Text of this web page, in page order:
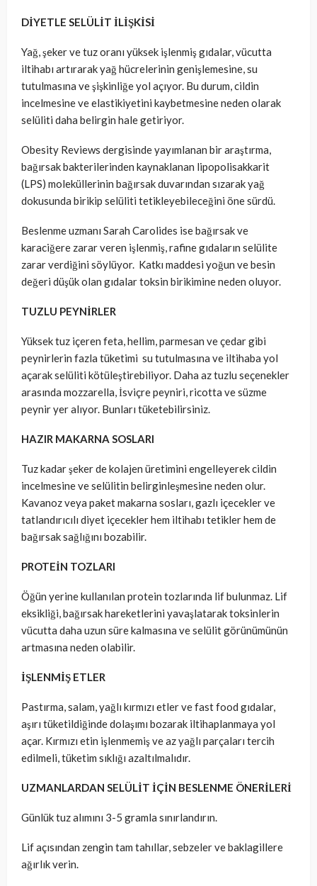
DİYETLE SELÜLİT İLİŞKİSİ
Yağ, şeker ve tuz oranı yüksek işlenmiş gıdalar, vücutta
iltihabı artırarak yağ hücrelerinin genişlemesine, su
tutulmasına ve şişkinliğe yol açıyor. Bu durum, cildin
incelmesine ve elastikiyetini kaybetmesine neden olarak
selüliti daha belirgin hale getiriyor.
Obesity Reviews dergisinde yayımlanan bir araştırma,
bağırsak bakterilerinden kaynaklanan lipopolisakkarit
(LPS) moleküllerinin bağırsak duvarından sızarak yağ
dokusunda birikip selüliti tetikleyebileceğini öne sürdü.
Beslenme uzmanı Sarah Carolides ise bağırsak ve
karaciğere zarar veren işlenmiş, rafine gıdaların selülite
zarar verdiğini söylüyor. Katkı maddesi yoğun ve besin
değeri düşük olan gıdalar toksin birikimine neden oluyor.
TUZLU PEYNİRLER
Yüksek tuz içeren feta, hellim, parmesan ve çedar gibi
peynirlerin fazla tüketimi su tutulmasına ve iltihaba yol
açarak selüliti kötüleştirebiliyor. Daha az tuzlu seçenekler
arasında mozzarella, İsviçre peyniri, ricotta ve süzme
peynir yer alıyor. Bunları tüketebilirsiniz.
HAZIR MAKARNA SOSLARI
Tuz kadar şeker de kolajen üretimini engelleyerek cildin
incelmesine ve selülitin belirginleşmesine neden olur.
Kavanoz veya paket makarna sosları, gazlı içecekler ve
tatlandırıcılı diyet içecekler hem iltihabı tetikler hem de
bağırsak sağlığını bozabilir.
PROTEİN TOZLARI
Öğün yerine kullanılan protein tozlarında lif bulunmaz. Lif
eksikliği, bağırsak hareketlerini yavaşlatarak toksinlerin
vücutta daha uzun süre kalmasına ve selülit görünümünün
artmasına neden olabilir.
İŞLENMİŞ ETLER
Pastırma, salam, yağlı kırmızı etler ve fast food gıdalar,
aşırı tüketildiğinde dolaşımı bozarak iltihaplanmaya yol
açar. Kırmızı etin işlenmemiş ve az yağlı parçaları tercih
edilmeli, tüketim sıklığı azaltılmalıdır.
UZMANLARDAN SELÜLİT İÇİN BESLENME ÖNERİLERİ
Günlük tuz alımını 3-5 gramla sınırlandırın.
Lif açısından zengin tam tahıllar, sebzeler ve baklagillere
ağırlık verin.